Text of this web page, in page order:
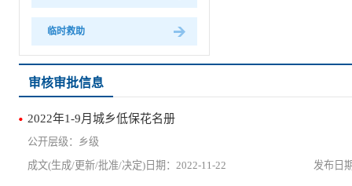
临时救助
审核审批信息
2022年1-9月城乡低保花名册
乡级
2022-11-22